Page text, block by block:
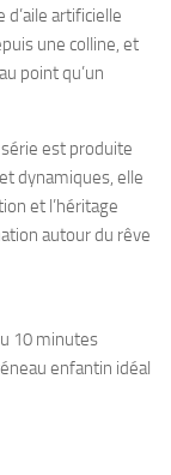
artificielle
une colline, et
point qu’un
est produite
dynamiques, elle
et l’héritage
autour du rêve
10 minutes
enfantin idéal